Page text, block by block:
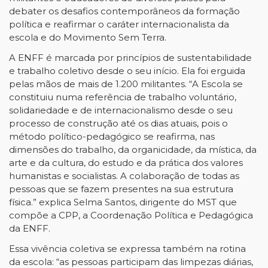
debater os desafios contemporâneos da formação
política e reafirmar o caráter internacionalista da
escola e do Movimento Sem Terra.
A ENFF é marcada por princípios de sustentabilidade
e trabalho coletivo desde o seu início. Ela foi erguida
pelas mãos de mais de 1.200 militantes. “A Escola se
constituiu numa referência de trabalho voluntário,
solidariedade e de internacionalismo desde o seu
processo de construção até os dias atuais, pois o
método político-pedagógico se reafirma, nas
dimensões do trabalho, da organicidade, da mística, da
arte e da cultura, do estudo e da prática dos valores
humanistas e socialistas. A colaboração de todas as
pessoas que se fazem presentes na sua estrutura
física.” explica Selma Santos, dirigente do MST que
compõe a CPP, a Coordenação Política e Pedagógica
da ENFF.
Essa vivência coletiva se expressa também na rotina
da escola: “as pessoas participam das limpezas diárias,